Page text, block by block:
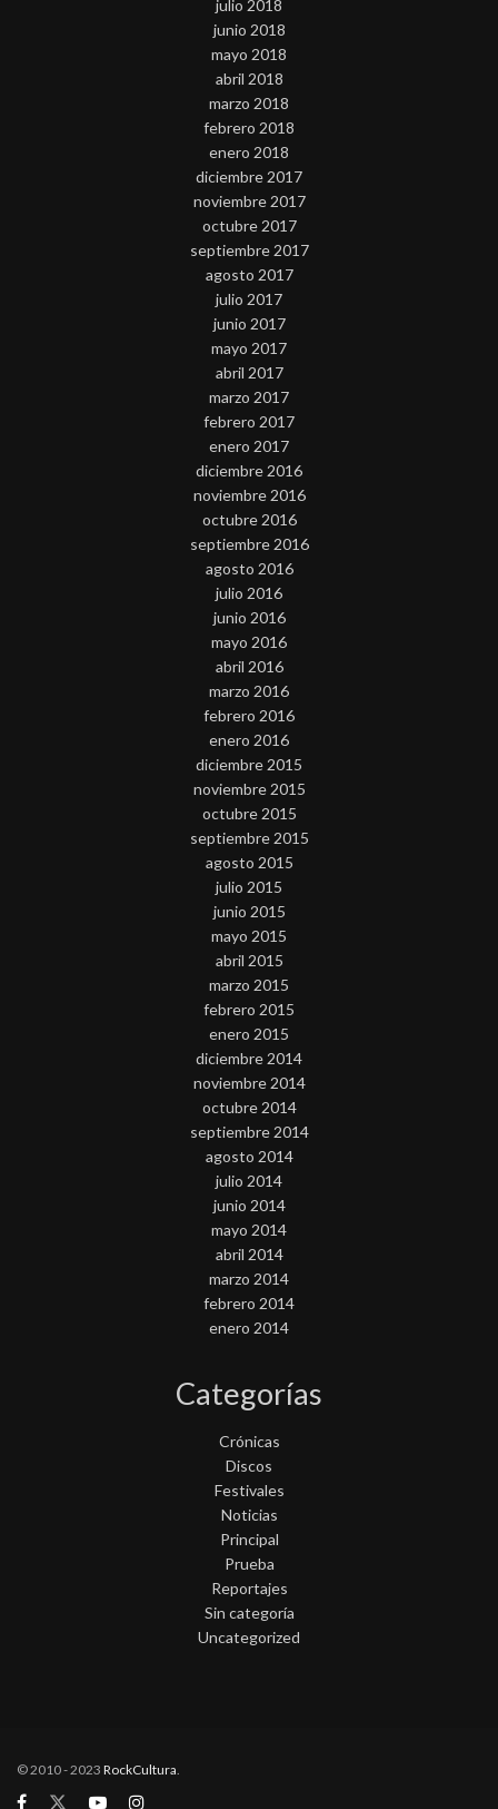
julio 2018
junio 2018
mayo 2018
abril 2018
marzo 2018
febrero 2018
enero 2018
diciembre 2017
noviembre 2017
octubre 2017
septiembre 2017
agosto 2017
julio 2017
junio 2017
mayo 2017
abril 2017
marzo 2017
febrero 2017
enero 2017
diciembre 2016
noviembre 2016
octubre 2016
septiembre 2016
agosto 2016
julio 2016
junio 2016
mayo 2016
abril 2016
marzo 2016
febrero 2016
enero 2016
diciembre 2015
noviembre 2015
octubre 2015
septiembre 2015
agosto 2015
julio 2015
junio 2015
mayo 2015
abril 2015
marzo 2015
febrero 2015
enero 2015
diciembre 2014
noviembre 2014
octubre 2014
septiembre 2014
agosto 2014
julio 2014
junio 2014
mayo 2014
abril 2014
marzo 2014
febrero 2014
enero 2014
Categorías
Crónicas
Discos
Festivales
Noticias
Principal
Prueba
Reportajes
Sin categoría
Uncategorized
© 2010 - 2023 RockCultura